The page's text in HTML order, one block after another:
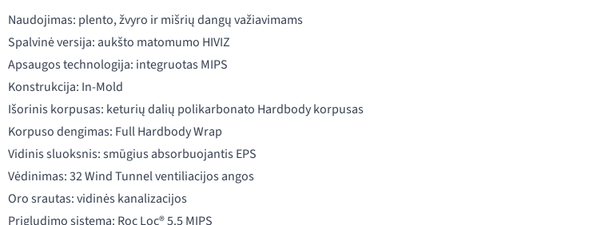
Naudojimas: plento, žvyro ir mišrių dangų važiavimams
Spalvinė versija: aukšto matomumo HIVIZ
Apsaugos technologija: integruotas MIPS
Konstrukcija: In-Mold
Išorinis korpusas: keturių dalių polikarbonato Hardbody korpusas
Korpuso dengimas: Full Hardbody Wrap
Vidinis sluoksnis: smūgius absorbuojantis EPS
Vėdinimas: 32 Wind Tunnel ventiliacijos angos
Oro srautas: vidinės kanalizacijos
Prigludimo sistema: Roc Loc® 5.5 MIPS